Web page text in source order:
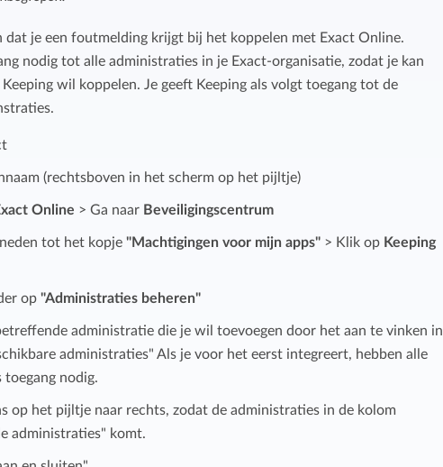
Eenvoudig uren factureren met bekende
boekhoudpakketten.
Houd grip op projecten met handige budget-
overzichten.
boekhoudpakketten.
dat je een foutmelding krijgt bij het koppelen met Exact Online.
nodig tot alle administraties in je Exact-organisatie, zodat je kan
Keeping wil koppelen. Je geeft Keeping als volgt toegang tot de
(rechtsboven in het scherm op het pijltje)
Online > Ga naar Beveiligingscentrum
tot het kopje"Machtigingen voor mijn apps" > Klik op Keeping
op"Administraties beheren"
administratie die je wil toevoegen door het aan te vinken in
administraties" Als je voor het eerst integreert, hebben alle
nodig.
op het pijltje naar rechts, zodat de administraties in de kolom
administraties" komt.